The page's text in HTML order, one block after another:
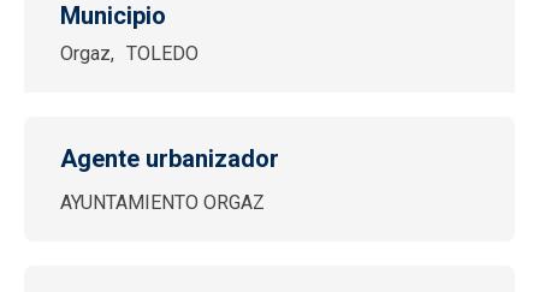
Municipio
TOLEDO
Orgaz
Agente urbanizador
AYUNTAMIENTO ORGAZ